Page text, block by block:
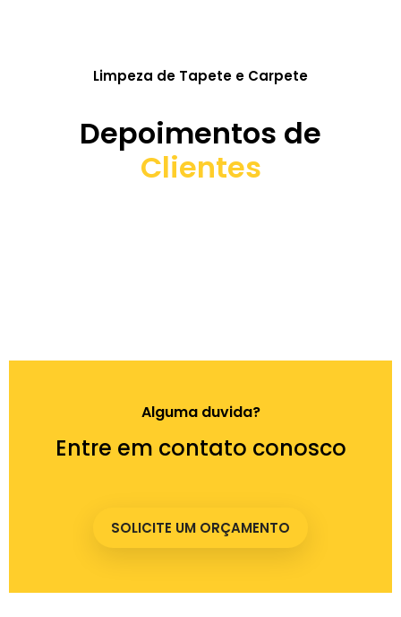
Limpeza de Tapete e Carpete
Depoimentos de
Clientes
Alguma duvida?
Entre em contato conosco
SOLICITE UM ORÇAMENTO